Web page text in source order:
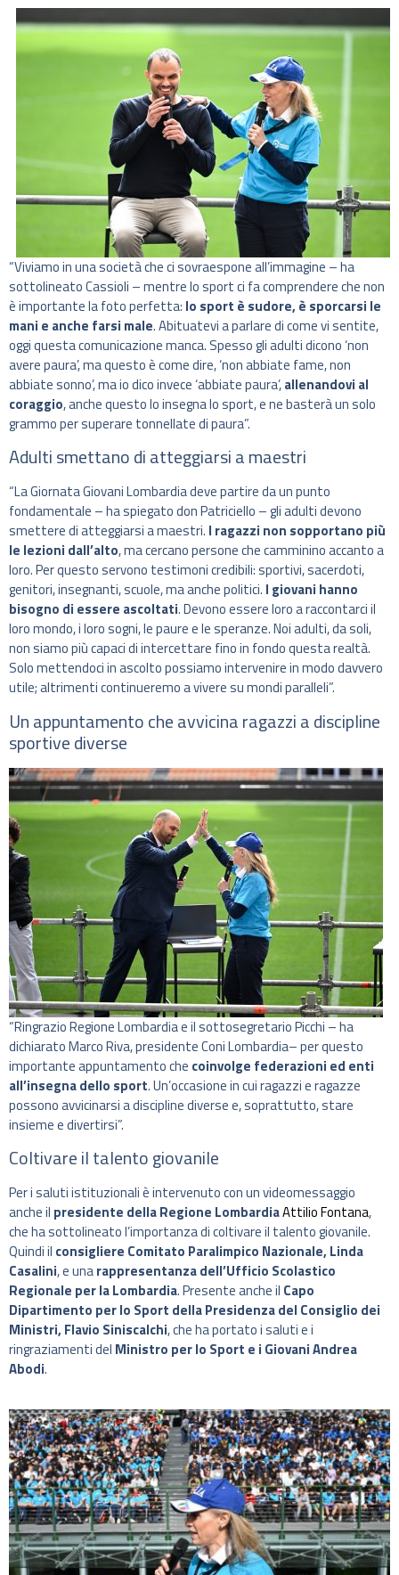
“Viviamo in una società che ci sovraespone all’immagine – ha
sottolineato Cassioli – mentre lo sport ci fa comprendere che non
è importante la foto perfetta: lo sport è sudore, è sporcarsi le
mani e anche farsi male. Abituatevi a parlare di come vi sentite,
oggi questa comunicazione manca. Spesso gli adulti dicono ‘non
avere paura’, ma questo è come dire, ‘non abbiate fame, non
abbiate sonno’, ma io dico invece ‘abbiate paura’,allenandovi al
coraggio, anche questo lo insegna lo sport, e ne basterà un solo
grammo per superare tonnellate di paura”.
Adulti smettano di atteggiarsi a maestri
“La Giornata Giovani Lombardia deve partire da un punto
fondamentale – ha spiegato don Patriciello – gli adulti devono
smettere di atteggiarsi a maestri. I ragazzi non sopportano più
le lezioni dall’alto, ma cercano persone che camminino accanto a
loro. Per questo servono testimoni credibili: sportivi, sacerdoti,
genitori, insegnanti, scuole, ma anche politici. I giovani hanno
bisogno di essere ascoltati. Devono essere loro a raccontarci il
loro mondo, i loro sogni, le paure e le speranze. Noi adulti, da soli,
non siamo più capaci di intercettare fino in fondo questa realtà.
Solo mettendoci in ascolto possiamo intervenire in modo davvero
utile; altrimenti continueremo a vivere su mondi paralleli”.
Un appuntamento che avvicina ragazzi a discipline
sportive diverse
“Ringrazio Regione Lombardia e il sottosegretario Picchi – ha
dichiarato Marco Riva, presidente Coni Lombardia– per questo
importante appuntamento che coinvolge federazioni ed enti
all’insegna dello sport. Un’occasione in cui ragazzi e ragazze
possono avvicinarsi a discipline diverse e, soprattutto, stare
insieme e divertirsi”.
Coltivare il talento giovanile
Per i saluti istituzionali è intervenuto con un videomessaggio
anche il presidente della Regione LombardiaAttilio Fontana,
che ha sottolineato l’importanza di coltivare il talento giovanile.
Quindi il consigliere Comitato Paralimpico Nazionale, Linda
Casalini, e unarappresentanza dell’Ufficio Scolastico
Regionale per la Lombardia. Presente anche il Capo
Dipartimento per lo Sport della Presidenza del Consiglio dei
Ministri, Flavio Siniscalchi, che ha portato i saluti e i
ringraziamenti del Ministro per lo Sport e i Giovani Andrea
Abodi.